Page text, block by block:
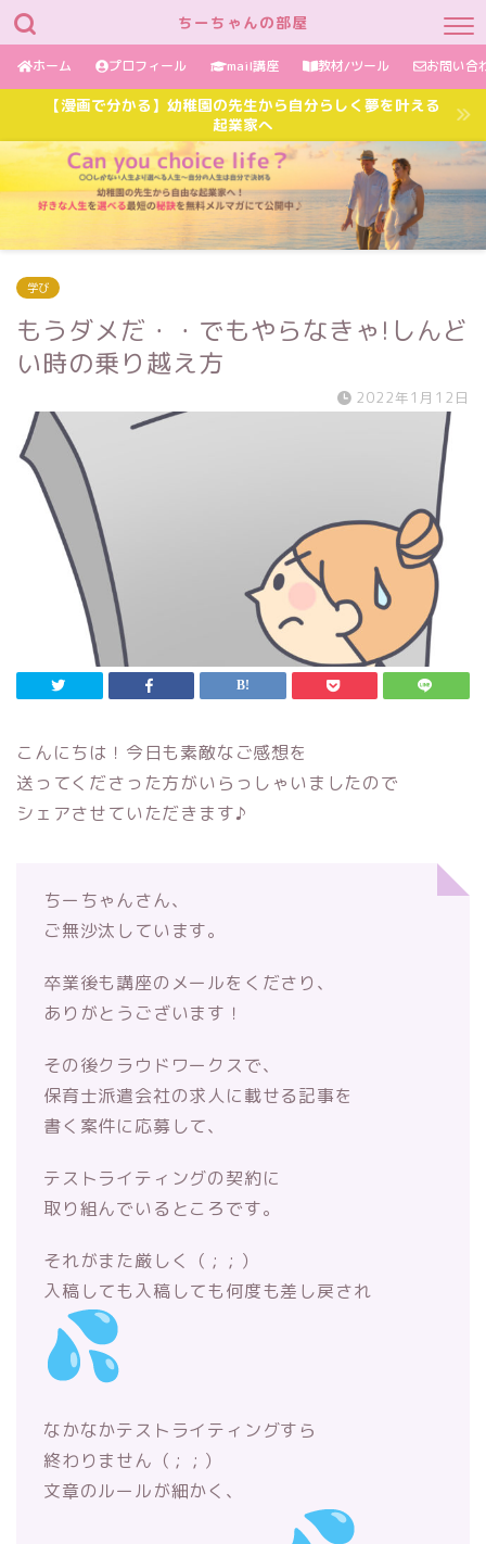
ちーちゃんの部屋
ホーム プロフィール mail講座 教材/ツール お問い合
【漫画で分かる】幼稚園の先生から自分らしく夢を叶える
起業家へ
学び
もうダメだ・・でもやらなきゃ!しんど
い時の乗り越え方
2022年1月12日
こんにちは！今日も素敵なご感想を
送ってくださった方がいらっしゃいましたので
シェアさせていただきます♪
ちーちゃんさん、
ご無沙汰しています。
卒業後も講座のメールをくださり、
ありがとうございます！
その後クラウドワークスで、
保育士派遣会社の求人に載せる記事を
書く案件に応募して、
テストライティングの契約に
取り組んでいる ところです。
それがまた厳しく（ ; ; ）
入稿しても入稿しても何度も差し戻され
なかなかテストライティングすら
終わりません（ ; ; ）
文章のルールが細かく、